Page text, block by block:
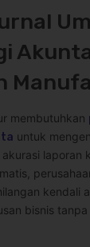
membutuhkan
untuk
laporan
kendali
bisnis